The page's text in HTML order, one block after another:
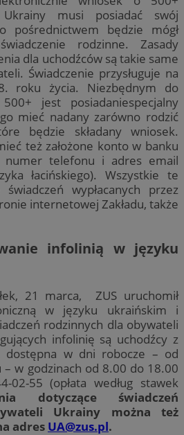
musi posiadać swój
pośrednictwem będzie mógł
rodzinne. Zasady
dla uchodźców są takie same
Świadczenie przysługuje na
roku życia. Niezbędnym do
jest posiadaniespecjalny
mieć nadany zarówno rodzić
będzie składany wniosek.
też założone konto w banku
numer telefonu i adres email
łacińskiego). Wszystkie te
wypłacanych przez
internetowej Zakładu, także
infolinią w języku
21 marca, ZUS uruchomił
w języku ukraińskim i
rodzinnych dla obywateli
infolinię są uchodźcy z
dostępna w dni robocze – od
– w godzinach od 8.00 do 18.00
02-55 (opłata według stawek
dotyczące świadczeń
Ukrainy można też
adres UA@zus.pl.